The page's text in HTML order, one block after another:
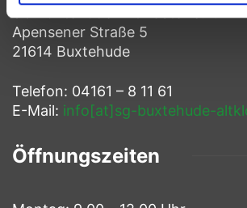
Apensener Straße 5
21614 Buxtehude
Telefon: 04161 – 8 11 61
E-Mail: info[at]sg-buxtehude-
Öffnungszeiten